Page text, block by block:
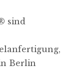
sind
Berlin